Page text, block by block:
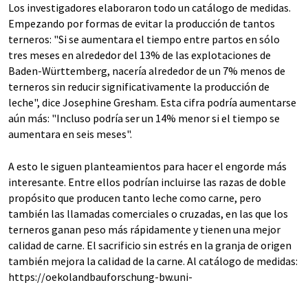
Los investigadores elaboraron todo un catálogo de medidas.
Empezando por formas de evitar la producción de tantos
terneros: "Si se aumentara el tiempo entre partos en sólo
tres meses en alrededor del 13% de las explotaciones de
Baden-Württemberg, nacería alrededor de un 7% menos de
terneros sin reducir significativamente la producción de
leche", dice Josephine Gresham. Esta cifra podría aumentarse
aún más: "Incluso podría ser un 14% menor si el tiempo se
aumentara en seis meses".
A esto le siguen planteamientos para hacer el engorde más
interesante. Entre ellos podrían incluirse las razas de doble
propósito que producen tanto leche como carne, pero
también las llamadas comerciales o cruzadas, en las que los
terneros ganan peso más rápidamente y tienen una mejor
calidad de carne. El sacrificio sin estrés en la granja de origen
también mejora la calidad de la carne. Al catálogo de medidas:
https://oekolandbauforschung-bw.uni-